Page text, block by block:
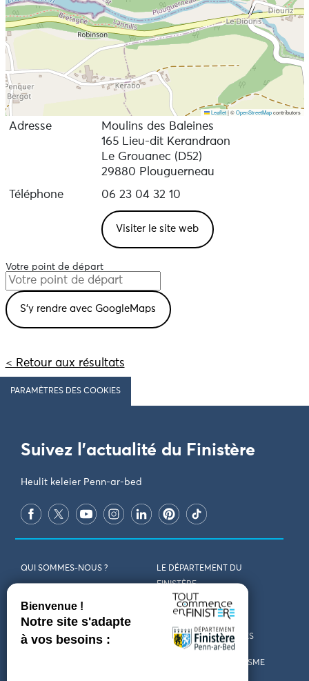
Leaflet|©OpenStreetMapcontributors
Adresse
Moulins des Baleines
165 Lieu-dit Kerandraon
Le Grouanec (D52)
29880 Plouguerneau
Téléphone
06 23 04 32 10
Visiter le site web
Votre point de départ
< Retour aux résultats
PARAMÈTRES DES COOKIES
Suivez l'actualité du Finistère
Heulit keleier Penn-ar-bed
QUI SOMMES-NOUS ?
LE DÉPARTEMENT DU
FINISTÈRE
REJOIGNEZ-NOUS VENIR EN FINISTÈRE
CONTACT CARTES ET BROCHURES
LES OFFICES DE TOURISME